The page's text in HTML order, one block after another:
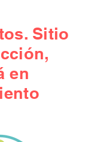
Sitio
en